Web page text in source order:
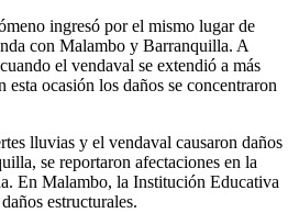
ingresó por el mismo lugar de
con Malambo y Barranquilla. A
el vendaval se extendió a más
esta ocasión los daños se concentraron
lluvias y el vendaval causaron daños
se reportaron afectaciones en la
En Malambo, la Institución Educativa
estructurales.